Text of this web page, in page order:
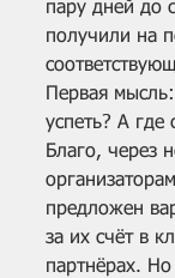
пару дней до
получили на
Первая
успеть? А где
Благо, через
предложен
за их счёт в
партнёрах.